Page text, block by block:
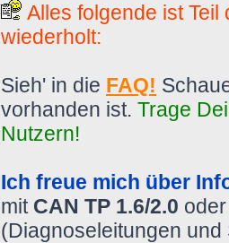
Alles folgende ist
wiederholt:
Sieh' in die FAQ!
vorhanden ist. Trage
Nutzern!
Ich freue mich über
mit CAN TP 1.6/2.0
(Diagnoseleitungen